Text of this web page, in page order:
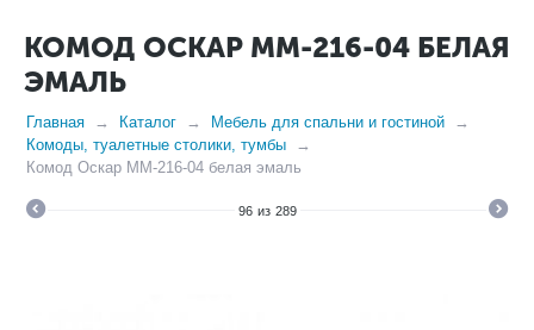
КОМОД ОСКАР ММ-216-04 БЕЛАЯ
ЭМАЛЬ
Главная Каталог
Мебель для спальни и гостиной
Комоды, туалетные столики, тумбы
Комод Оскар ММ-216-04 белая эмаль
96 из 289